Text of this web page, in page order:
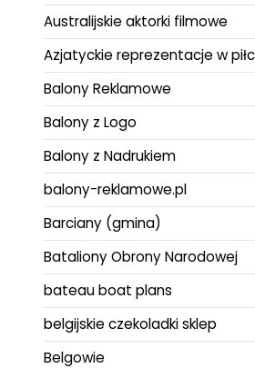
Australijskie aktorki filmowe
Azjatyckie reprezentacje w
Balony Reklamowe
Balony z Logo
Balony z Nadrukiem
balony-reklamowe.pl
Barciany (gmina)
Bataliony Obrony Narodowej
bateau boat plans
belgijskie czekoladki sklep
Belgowie